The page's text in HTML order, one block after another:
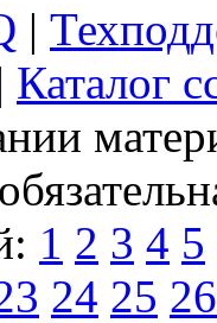
|
| Каталог
1 2 3 4 5
24 25 26